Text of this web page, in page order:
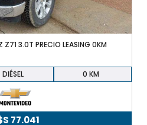
Z71 3.0T PRECIO LEASING 0KM
DIÉSEL 0
77.041